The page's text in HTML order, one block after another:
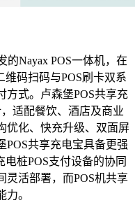
的Nayax POS一体机，在
维码扫码与POS刷卡双系
方式。卢森堡POS共享充
适配餐饮、酒店及商业
优化、快充升级、双面屏
POS共享充电宝具备更强
桩POS支付设备的协同
灵活部署，而POS机共享
。